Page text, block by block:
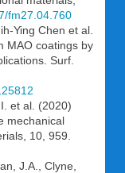
fm27.04.760
Ying Chen et al.
MAO coatings by
Surf.
et al. (2020)
mechanical
10, 959.
J.A., Clyne,